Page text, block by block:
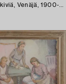
Venäjä, 1900-